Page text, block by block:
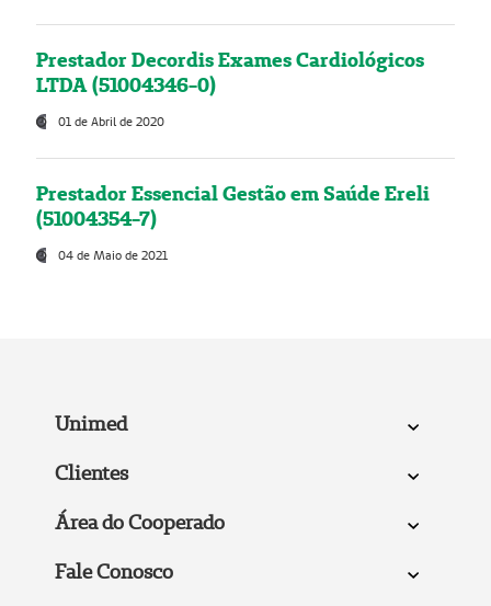
Prestador Decordis Exames Cardiológicos
LTDA (51004346-0)
01 de Abril de 2020
Prestador Essencial Gestão em Saúde Ereli
(51004354-7)
04 de Maio de 2021
Unimed
Clientes
Área do Cooperado
Fale Conosco